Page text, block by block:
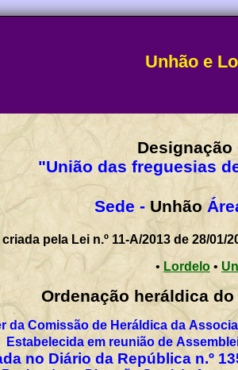
Unhão e
Designação
"União das freguesias
Sede - Unhão
pela Lei n.º 11-A/2013 de 28/
• Lordelo •
Ordenação
da Comissão de Heráldica da
Estabelecida em reunião de
no Diário da República n.º